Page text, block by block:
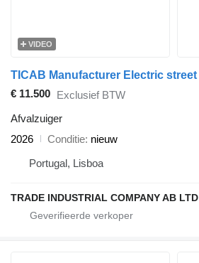
VIDEO
€ 11.500 Exclusief BTW
Afvalzuiger
2026
Conditie nieuw
Portugal, Lisboa
TRADE INDUSTRIAL COMPANY AB LTD